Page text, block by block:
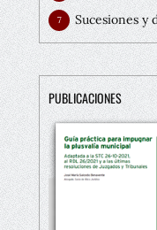
Sucesiones y
7
PUBLICACIONES